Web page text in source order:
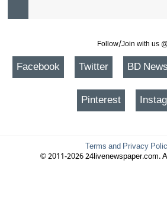
Follow/Join with us
Facebook Twitter BD
Pinterest
Terms and Privacy
© 2011-2026 24livenewspaper.com.